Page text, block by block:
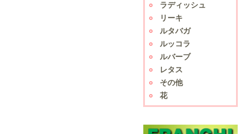
ラディッシュ
リーキ
ルタバガ
ルッコラ
ルバーブ
レタス
その他
花